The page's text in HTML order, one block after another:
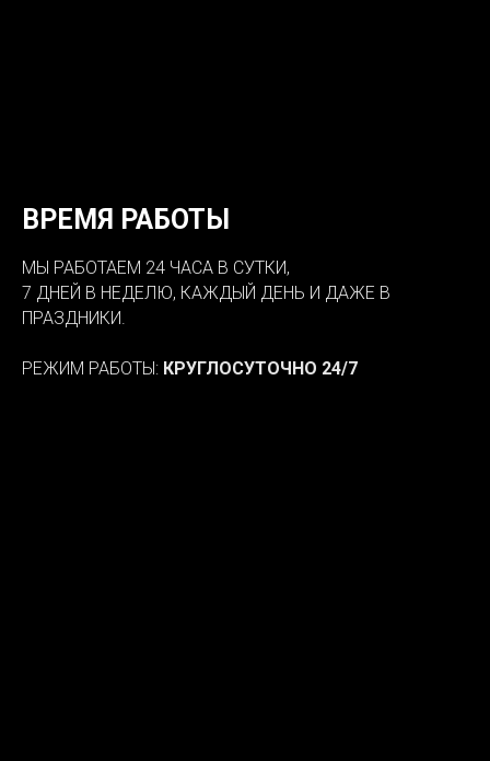
ВРЕМЯ РАБОТЫ
МЫ РАБОТАЕМ 24 ЧАСА В СУТКИ,
7 ДНЕЙ В НЕДЕЛЮ, КАЖДЫЙ ДЕНЬ И ДАЖЕ В
ПРАЗДНИКИ.
РЕЖИМ РАБОТЫ: КРУГЛОСУТОЧНО 24/7